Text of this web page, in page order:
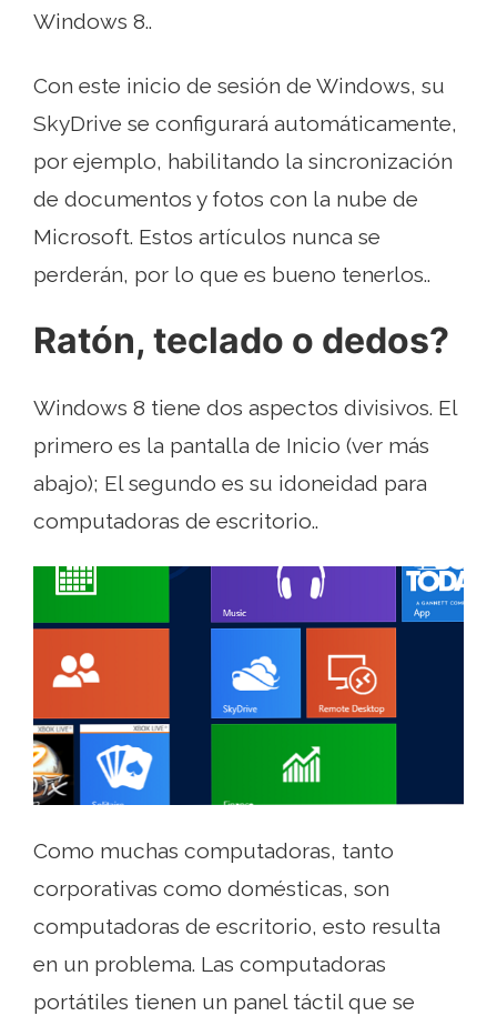
Windows 8..
Con este inicio de sesión de Windows, su
SkyDrive se configurará automáticamente,
por ejemplo, habilitando la sincronización
de documentos y fotos con la nube de
Microsoft. Estos artículos nunca se
perderán, por lo que es bueno tenerlos..
Ratón, teclado o dedos?
Windows 8 tiene dos aspectos divisivos. El
primero es la pantalla de Inicio (ver más
abajo); El segundo es su idoneidad para
computadoras de escritorio..
Como muchas computadoras, tanto
corporativas como domésticas, son
computadoras de escritorio, esto resulta
en un problema. Las computadoras
portátiles tienen un panel táctil que se